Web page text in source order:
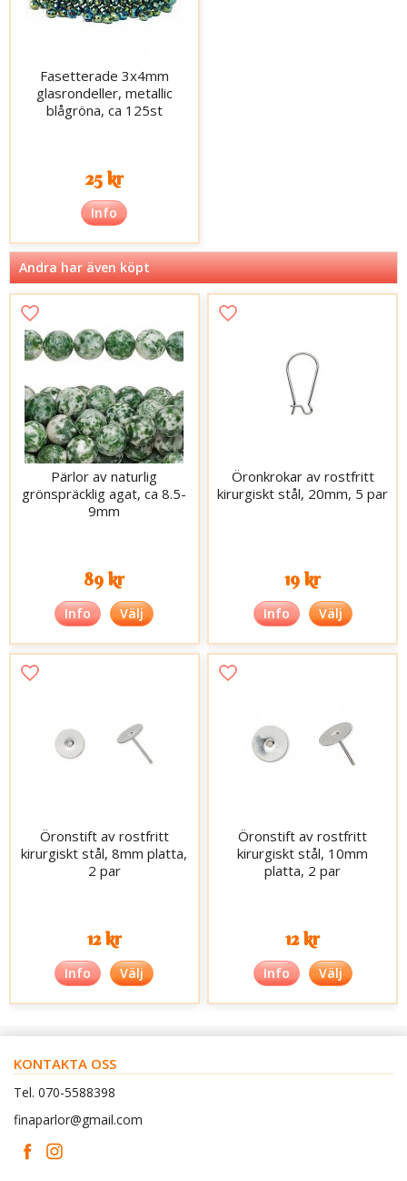
Fasetterade 3x4mm
glasrondeller, metallic
blågröna, ca 125st
25 kr
Info
Andra har även köpt
Pärlor av naturlig
grönspräcklig agat, ca 8.5-
9mm
89 kr
Info Välj
Öronkrokar av rostfritt
kirurgiskt stål, 20mm, 5 par
19 kr
Info Välj
Öronstift av rostfritt
kirurgiskt stål, 8mm platta,
2 par
12 kr
Info Välj
Öronstift av rostfritt
kirurgiskt stål, 10mm
platta, 2 par
12 kr
Info Välj
KONTAKTA OSS
Tel. 070-5588398
finaparlor@gmail.com